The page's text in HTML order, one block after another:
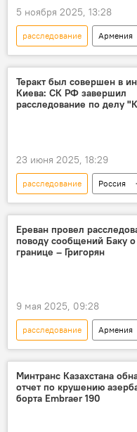
5 ноября 2025, 13:28
расследование
Армения
Новости Армения
Общество
СК
адвокат
Теракт был совершен в
Киева: СК РФ завершил
расследование по делу
23 июня 2025, 18:29
расследование
Россия
Следственный комитет
Ереван провел
поводу сообщений Баку
границе – Григорян
9 мая 2025, 09:28
расследование
Армения
Новости Армения
Ереван
граница
Григорян
Минтранс Казахстана
отчет по крушению
борта Embraer 190